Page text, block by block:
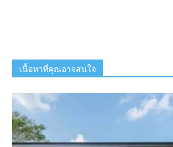
เนื้อหาที่คุณอาจสนใจ